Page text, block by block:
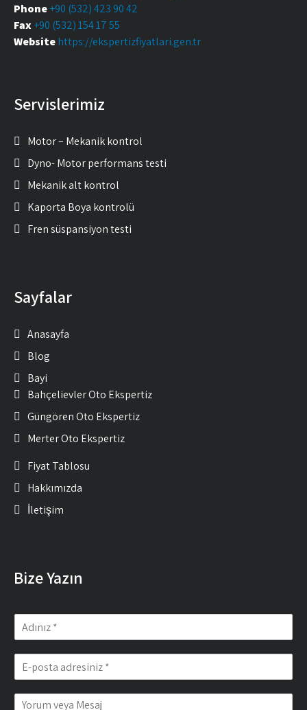
Phone+90 (532) 423 90 42
Fax+90 (532) 154 17 55
Websitehttps://ekspertizfiyatlari.gen.tr
Servislerimiz
Motor – Mekanik kontrol
Dyno- Motor performans testi
Mekanik alt kontrol
Kaporta Boya kontrolü
Fren süspansiyon testi
Sayfalar
Anasayfa
Blog
Bayi
Bahçelievler Oto Ekspertiz
Güngören Oto Ekspertiz
Merter Oto Ekspertiz
Fiyat Tablosu
Hakkımızda
İletişim
Bize Yazın